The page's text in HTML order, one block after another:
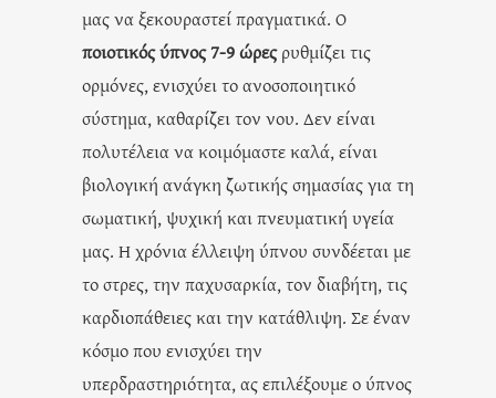
μας να ξεκουραστεί πραγματικά. Ο
ποιοτικός ύπνος 7-9 ώρεςρυθμίζει τις
ορμόνες, ενισχύει το ανοσοποιητικό
σύστημα, καθαρίζει τον νου. Δεν είναι
πολυτέλεια να κοιμόμαστε καλά, είναι
βιολογική ανάγκη ζωτικής σημασίας για τη
σωματική, ψυχική και πνευματική υγεία
μας. Η χρόνια έλλειψη ύπνου συνδέεται με
το στρες, την παχυσαρκία, τον διαβήτη, τις
καρδιοπάθειες και την κατάθλιψη. Σε έναν
κόσμο που ενισχύει την
υπερδραστηριότητα, ας επιλέξουμε ο ύπνος